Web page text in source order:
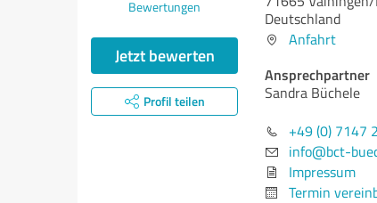
Bewertungen
Jetzt bewerten
Profil teilen
Deutschland
Anfahrt
Ansprechpartner
Sandra Büchele
+49 (0) 7147
info@bct-
Impressum
Termin